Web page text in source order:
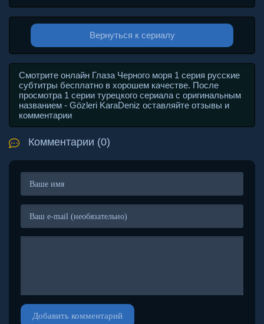
Вернуться к сериалу
Смотрите онлайн Глаза Черного моря 1 серия русские
субтитры бесплатно в хорошем качестве. После
просмотра 1 серии турецкого сериала с оригинальным
названием - Gözleri KaraDeniz оставляйте отзывы и
комментарии
Комментарии (0)
Добавить комментарий